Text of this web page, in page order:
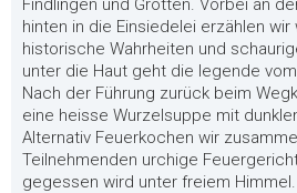
Findlingen und Grotten. Vorbei an
hinten in die Einsiedelei erzählen
historische Wahrheiten und
unter die Haut geht die legende
Nach der Führung zurück beim
eine heisse Wurzelsuppe mit
Alternativ Feuerkochen wir
Teilnehmenden urchige
gegessen wird unter freiem Himmel.